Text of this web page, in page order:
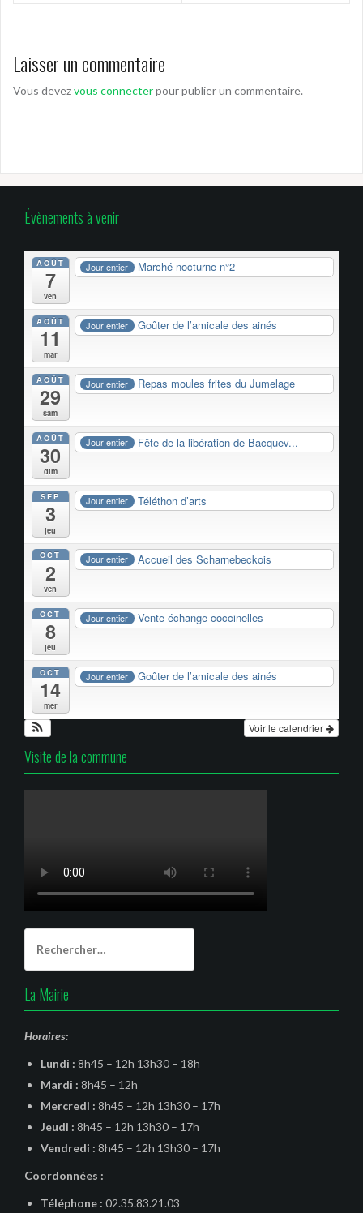
Laisser un commentaire
Vous devezvous connecterpour publier un commentaire.
Évènements à venir
AOÛT
7
ven
Jour entier Marché nocturne n°2
AOÛT
11
mar
Jour entier Goûter de l’amicale des ainés
AOÛT
29
sam
Jour entier Repas moules frites du Jumelage
AOÛT
30
dim
Jour entier Fête de la libération de Bacquev...
SEP
3
jeu
Jour entier Téléthon d’arts
OCT
2
ven
Jour entier Accueil des Scharnebeckois
OCT
8
jeu
Jour entier Vente échange coccinelles
OCT
14
mer
Jour entier Goûter de l’amicale des ainés
Voir le calendrier
Visite de la commune
La Mairie
Horaires:
Lundi : 8h45 – 12h 13h30 – 18h
Mardi : 8h45 – 12h
Mercredi : 8h45 – 12h 13h30 – 17h
Jeudi : 8h45 – 12h 13h30 – 17h
Vendredi : 8h45 – 12h 13h30 – 17h
Coordonnées :
Téléphone : 02.35.83.21.03